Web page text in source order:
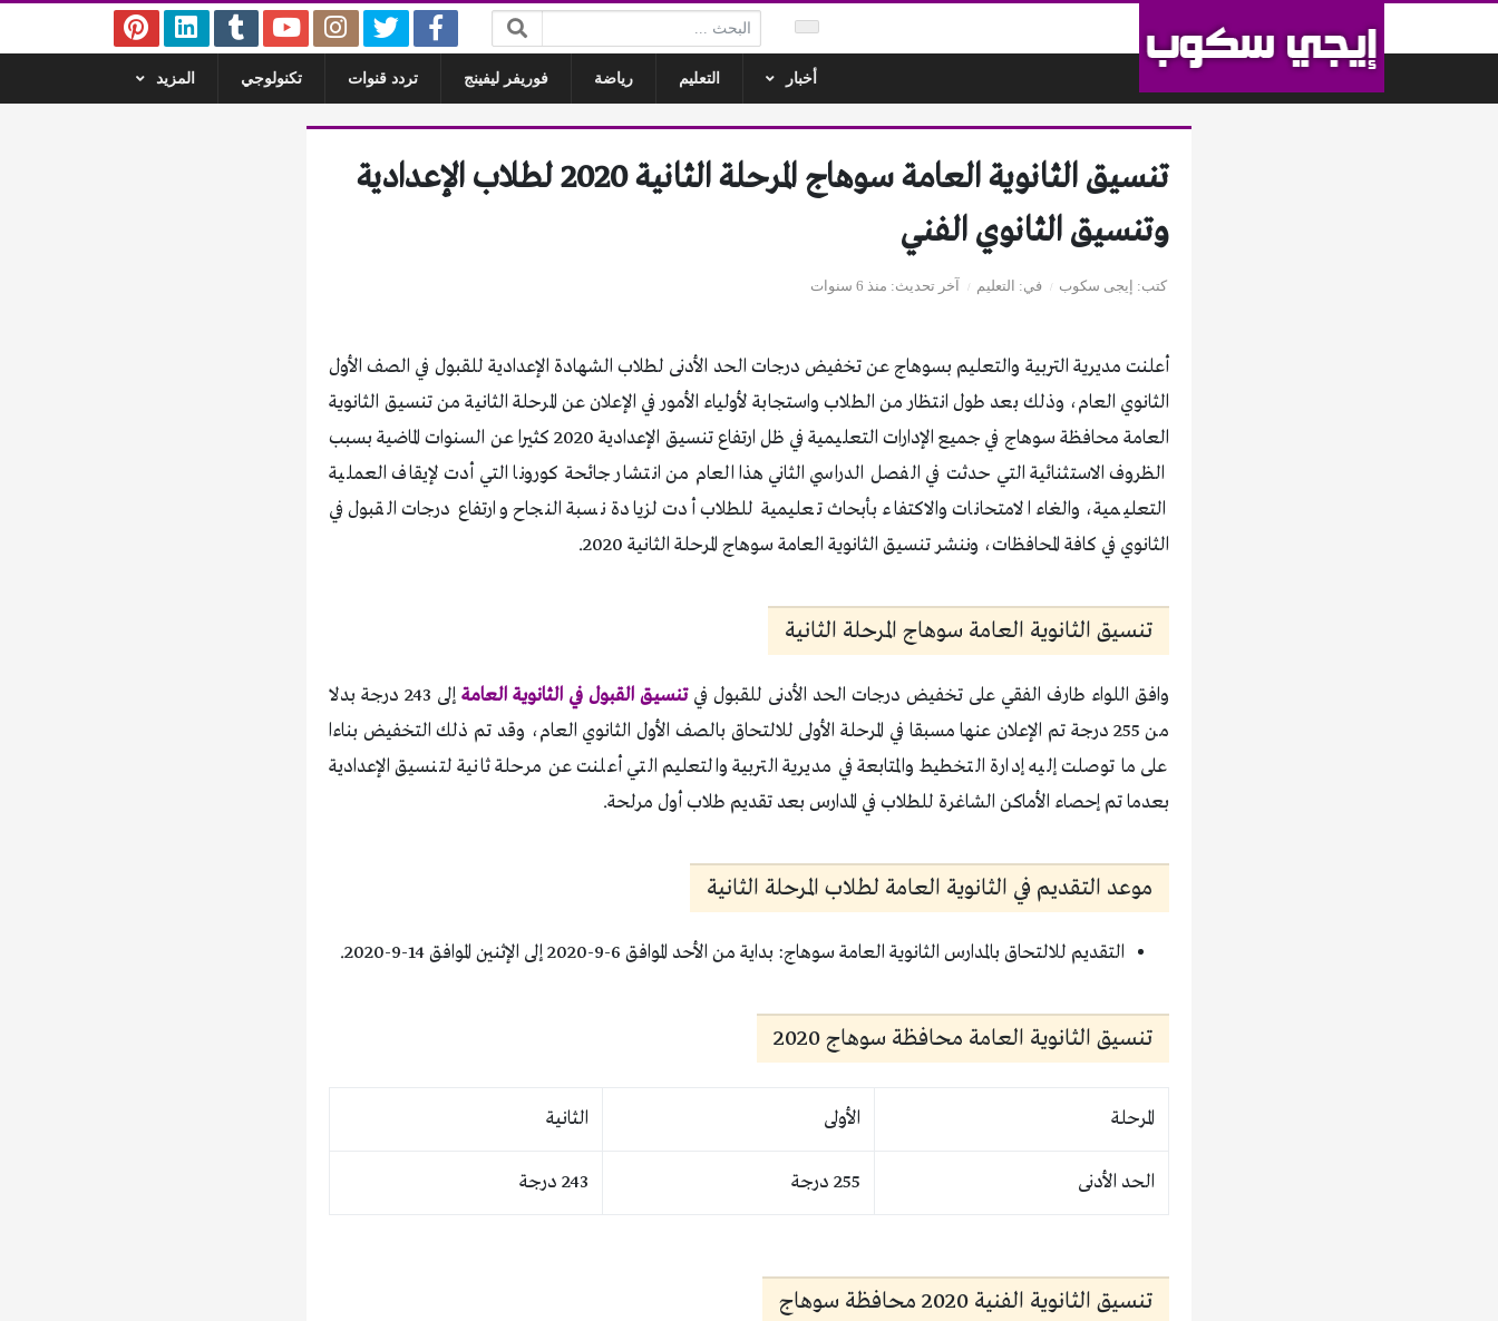
البحث:
أخبار التعليم رياضة فوريفر ليفينج تردد قنوات تكنولوجي المزيد
تنسيق الثانوية العامة سوهاج المرحلة الثانية 2020 لطلاب الإعدادية
وتنسيق الثانوي الفني
كتب إيجى سكوب في التعليم آخر تحديث منذ 6 سنوات
أعلنت مديرية التربية والتعليم بسوهاج عن تخفيض درجات الحد الأدنى لطلاب الشهادة الإعدادية للقبول في الصف الأول
الثانوي العام، وذلك بعد طول انتظار من الطلاب واستجابة لأولياء الأمور في الإعلان عن المرحلة الثانية من تنسيق الثانوية
العامة محافظة سوهاج في جميع الإدارات التعليمية في ظل ارتفاع تنسيق الإعدادية 2020 كثيرا عن السنوات الماضية بسبب
الظروف الاستثنائية التي حدثت في الفصل الدراسي الثاني هذا العام من انتشار جائحة كورونا التي أدت لإيقاف العملية
التعليمية، والغاء الامتحانات والاكتفاء بأبحاث تعليمية للطلاب أدت لزيادة نسبة النجاح وارتفاع درجات القبول في
الثانوي في كافة المحافظات، وننشر تنسيق الثانوية العامة سوهاج المرحلة الثانية 2020.
تنسيق الثانوية العامة سوهاج المرحلة الثانية
وافق اللواء طارف الفقي على تخفيض درجات الحد الأدنى للقبول فيتنسيق القبول في الثانوية العامة
إلى 243 درجة بدلا
من 255 درجة تم الإعلان عنها مسبقا في المرحلة الأولى للالتحاق بالصف الأول الثانوي العام، وقد تم ذلك التخفيض بناءا
على ما توصلت إليه إدارة التخطيط والمتابعة في مديرية التربية والتعليم التي أعلنت عن مرحلة ثانية لتنسيق الإعدادية
بعدما تم إحصاء الأماكن الشاغرة للطلاب في المدارس بعد تقديم طلاب أول مرلحة.
موعد التقديم في الثانوية العامة لطلاب المرحلة الثانية
التقديم للالتحاق بالمدارس الثانوية العامة سوهاج: بداية من الأحد الموافق 6-9-2020 إلى الإثنين الموافق 14-9-2020.
تنسيق الثانوية العامة محافظة سوهاج 2020
المرحلة الأولى الثانية
الحد الأدنى 255 درجة 243 درجة
تنسيق الثانوية الفنية 2020 محافظة سوهاج